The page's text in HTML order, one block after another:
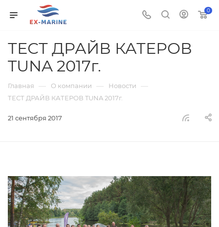
0
ТЕСТ ДРАЙВ КАТЕРОВ
TUNA 2017г.
Главная — О компании — Новости —
ТЕСТ ДРАЙВ КАТЕРОВ TUNA 2017г.
21 сентября 2017